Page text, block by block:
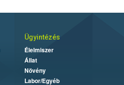
Ügyintézés
Élelmiszer
Állat
Növény
Labor/Egyéb